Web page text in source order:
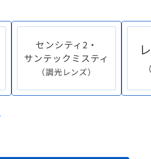
センシティ2・
サンテックミスティ
（調光レンズ）